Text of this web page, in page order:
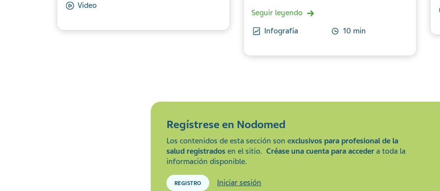
Video
Seguir leyendo
Infografía
10 min
Regístrese en Nodomed
Los contenidos de esta sección son exclusivos para profesional de la
salud registrados en el sitio. Créase una cuenta para acceder a toda la
información disponible.
REGISTRO Iniciar sesión